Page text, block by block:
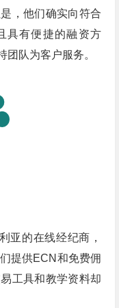
，他们确实向符合
具有便捷的融资方
团队为客户服务。
亚的在线经纪商，
提供ECN和免费佣
工具和教学资料却